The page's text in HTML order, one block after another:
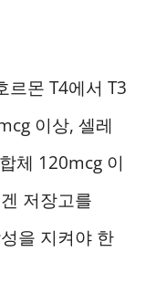
르몬 T4에서 T3
이상, 셀레
체 120mcg 이
저장고를
을 지켜야 한